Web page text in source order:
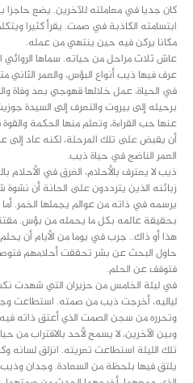
كان جديا في معاملته للآخرين. يضع حاجزا
ابتسامته الكاذبة في صمت. يقرأ كثيرا
مكانا يركن فيه حين ينتهي من عمله.
عاش ثلاث مراحل من حياته. سماها الروائي
عرف فيها ذيب أنواع البؤس، والعمر
في الحياة، عمل خلالها قهوجي بعد وفاة
برحيله إلى بيروت والتعرف إلى السيدة
عنها حب القراءة، وتعلم منها الحكمة
أن يقبض على تلك المرحلة، لكنه عاد إلى
العمر الناضج في حياة ذيب.
ذيب لا يعترف بالأحلام، الغرق في الأحلام
زبائنه الذين يترددون على الحانة أن نشوة
يرسمه في ذاته من عوالم يجملها الخمر.
بحقيقة عالمه بكل ما يحمله من بؤس.
هذا أو ذاك.. جرب في يوما من الأيام أن
حاول البحث عن بشر تحققت أحلامهم
فتوقف عن الحلم.
لياليه، أخرجت ذيب من صمته. استطاعت
وتحرره من سجن الصمت الذي أعتق ذاته
وبين الآخرين، لا يسمح لأحد بالاقتراب
تلك الليلة استطاعت تعريته. انزلق
يلتق فيها بلحظة من السعادة. وجدان